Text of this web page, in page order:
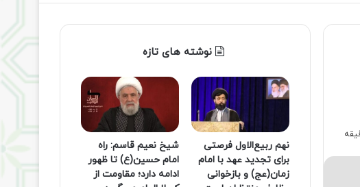
نوشته های تازه
نهم ربیع‌الاول فرصتی
برای تجدید عهد با امام
زمان(عج) و بازخوانی
شیخ نعیم قاسم: راه
امام حسین(ع) تا ظهور
ادامه دارد؛ مقاومت از